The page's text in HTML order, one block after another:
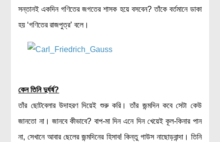
পরিবেশ বিজ্ঞান
প্রকৃতি
জলবায়ু পরিবর্তন
কম্পিউটার সায়েন্স
ইলেকট্রিক্যাল ইঞ্জিনিয়ারিং
জেনেটিক ইঞ্জিনিয়ারিং
বায়োটেকনোলজি
সন্তানই একদিন গণিতের জগতের শাসক হয়ে বসবেন? তাঁকে বর্তমানে ডাকা
হয় ‘গণিতের রাজপুত্র’ বলে।
কেন তিনি দুর্ধর্ষ?
তাঁর ছোটবেলার উদাহরণ দিয়েই শুরু করি। তাঁর জন্মদিন কবে সেটা কেউ
জানতো না। জানবে কীভাবে? বাপ-মা দিন এনে দিন খেয়েই কূল-কিনার পান
না, সেখানে আবার ছেলের জন্মদিনের হিসাব! কিন্তু গাউস নাছোড়বান্দা। তিনি